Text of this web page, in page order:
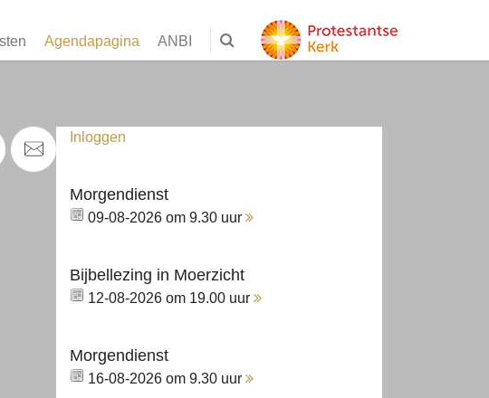
Agendapagina ANBI
Inloggen
Morgendienst
09-08-2026 om 9.30 uur
Bijbellezing in Moerzicht
12-08-2026 om 19.00 uur
Morgendienst
16-08-2026 om 9.30 uur